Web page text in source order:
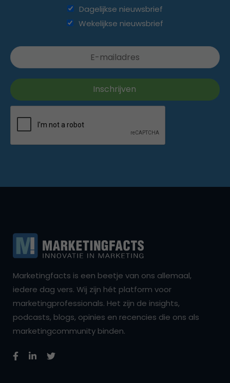
Dagelijkse nieuwsbrief
Wekelijkse nieuwsbrief
Marketingfacts is een beetje van ons allemaal,
iedere dag vers. Wij zijn hét platform voor
marketingprofessionals. Het zijn de insights,
podcasts, blogs, opinies en recencies die ons als
marketingcommunity binden.